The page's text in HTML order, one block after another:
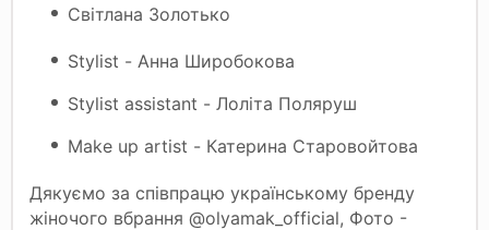
Світлана Золотько
Stylist - Анна Широбокова
Stylist assistant - Лоліта Поляруш
Make up artist - Катерина Старовойтова
Дякуємо за співпрацю українському бренду
жіночого вбрання @olyamak_official, Фото -